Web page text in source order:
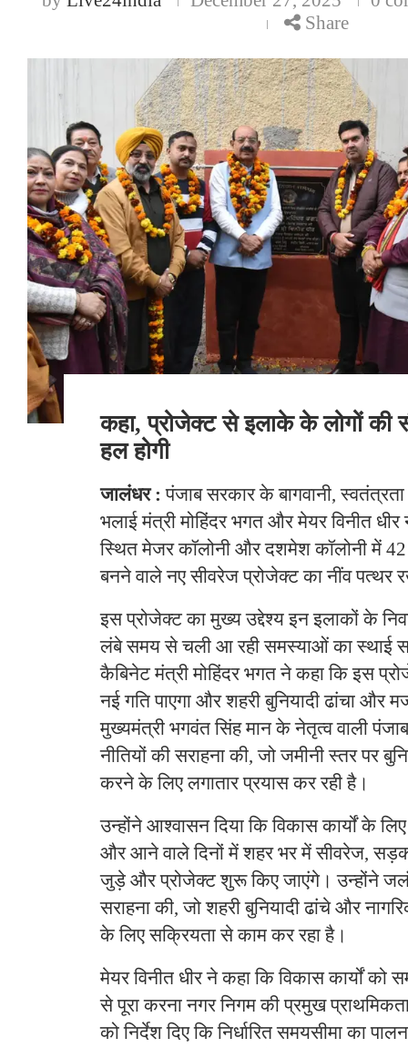
Share
कहा, प्रोजेक्ट से इलाके के लोगों की
हल होगी
जालंधर :पंजाब सरकार के बागवानी, स्वतंत्रता
भलाई मंत्री मोहिंदर भगत और मेयर विनीत
स्थित मेजर कॉलोनी और दशमेश कॉलोनी में
बनने वाले नए सीवरेज प्रोजेक्ट का नींव पत्थर
इस प्रोजेक्ट का मुख्य उद्देश्य इन इलाकों के
लंबे समय से चली आ रही समस्याओं का स्थाई
कैबिनेट मंत्री मोहिंदर भगत ने कहा कि इस
नई गति पाएगा और शहरी बुनियादी ढांचा और
मुख्यमंत्री भगवंत सिंह मान के नेतृत्व वाली
नीतियों की सराहना की, जो जमीनी स्तर पर
करने के लिए लगातार प्रयास कर रही है।
उन्होंने आश्वासन दिया कि विकास कार्यों के
और आने वाले दिनों में शहर भर में सीवरेज,
जुड़े और प्रोजेक्ट शुरू किए जाएंगे। उन्होंने
सराहना की, जो शहरी बुनियादी ढांचे और
के लिए सक्रियता से काम कर रहा है।
मेयर विनीत धीर ने कहा कि विकास कार्यों को
से पूरा करना नगर निगम की प्रमुख
को निर्देश दिए कि निर्धारित समयसीमा का